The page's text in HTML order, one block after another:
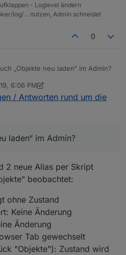
- Loglevel ändern
log/… nutzen, Admin schneidet
0
„Objekte neu laden“ im Admin?
6:06 PM
Dec 19, 2019, 7:12 PM
/ Antworten rund um die
laden“ im Admin?
2 neue Alias per Skript
beobachtet:
ohne Zustand
Keine Änderung
Änderung
Tab gewechselt
"Objekte"): Zustand wird